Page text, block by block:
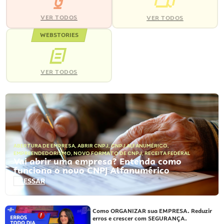
VER TODOS VER TODOS
WEBSTORIES
VER TODOS
ABERTURA DE EMPRESA, ABRIR CNPJ,CNPJ ALFANUMÉRICO,
EMPREENDEDORISMO, NOVO FORMATO DE CNPJ,RECEITA FEDERAL
Vai abrir uma empresa? Entenda como
funciona o novo CNPJ Alfanumérico
ACESSAR
Como ORGANIZAR sua EMPRESA. Reduzir
erros e crescer com SEGURANÇA.